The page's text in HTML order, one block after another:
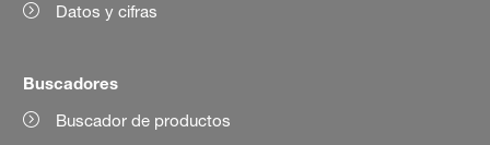
Datos y cifras
Buscadores
Buscador de productos